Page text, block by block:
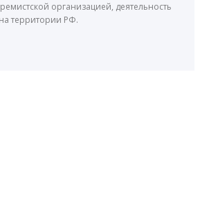
организацией, деятельность
территории РФ.